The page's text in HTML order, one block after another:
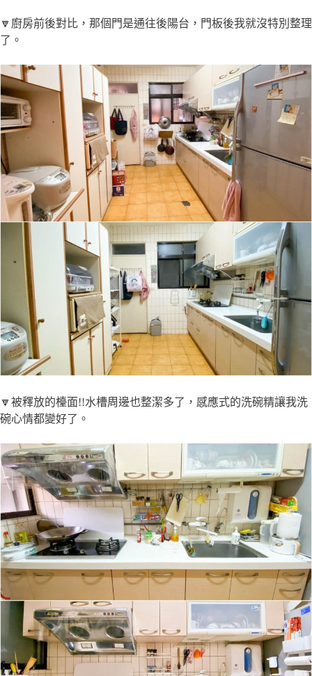
🔽廚房前後對比，那個門是通往後陽台，門板後我就沒特別整理
了。
🔽被釋放的檯面!!水槽周邊也整潔多了，感應式的洗碗精讓我洗
碗心情都變好了。